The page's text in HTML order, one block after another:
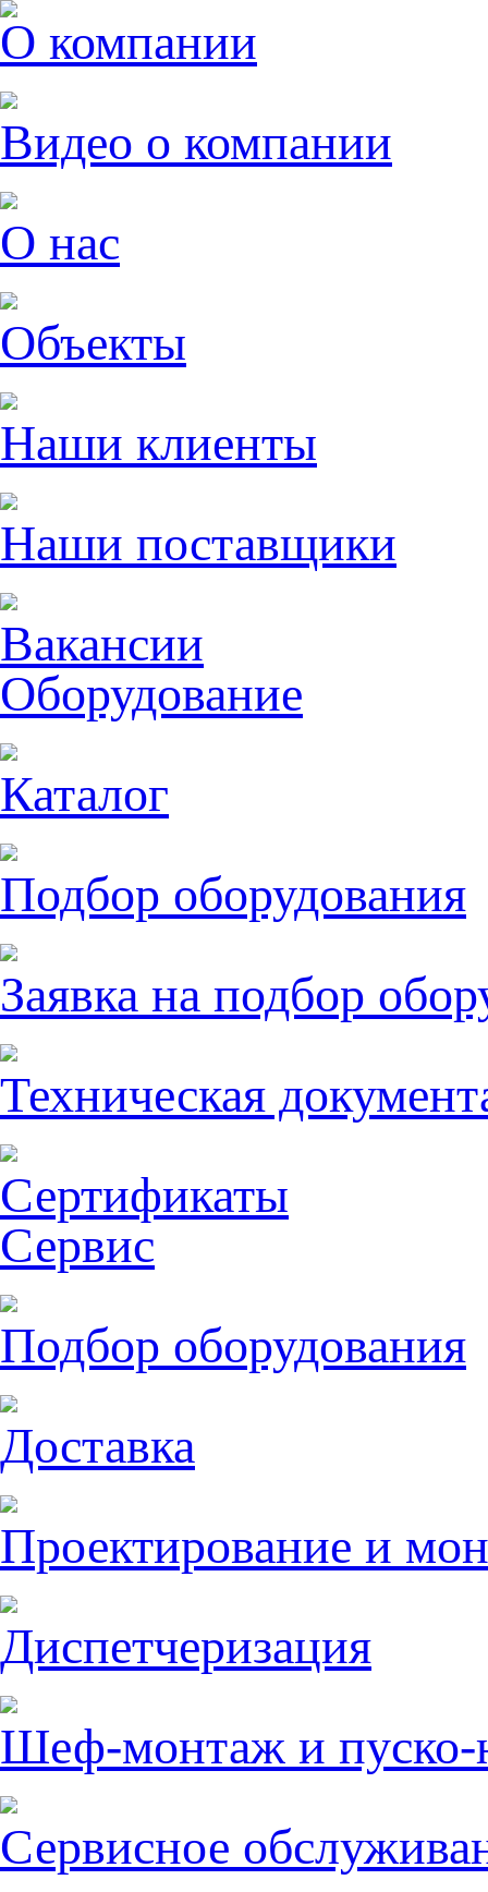
О компании
Видео о компании
О нас
Объекты
Наши клиенты
Наши поставщики
Вакансии
Оборудование
Каталог
Подбор оборудования
Заявка на подбор
Техническая
Сертификаты
Сервис
Подбор оборудования
Доставка
Проектирование и
Диспетчеризация
Шеф-монтаж и пуско-
Сервисное